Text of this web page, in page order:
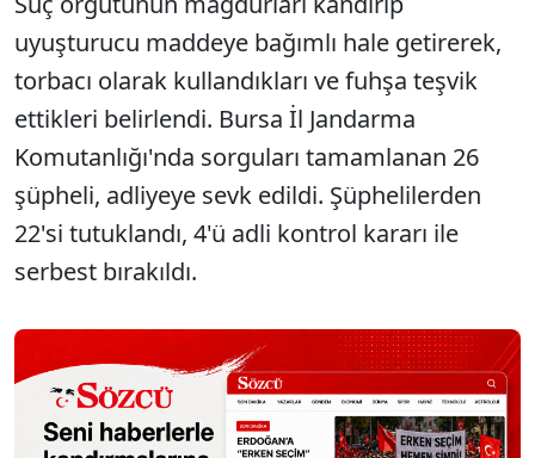
uyuşturucu maddeye bağımlı hale getirerek,
torbacı olarak kullandıkları ve fuhşa teşvik
ettikleri belirlendi. Bursa İl Jandarma
Komutanlığı'nda sorguları tamamlanan 26
şüpheli, adliyeye sevk edildi. Şüphelilerden
22'si tutuklandı, 4'ü adli kontrol kararı ile
serbest bırakıldı.